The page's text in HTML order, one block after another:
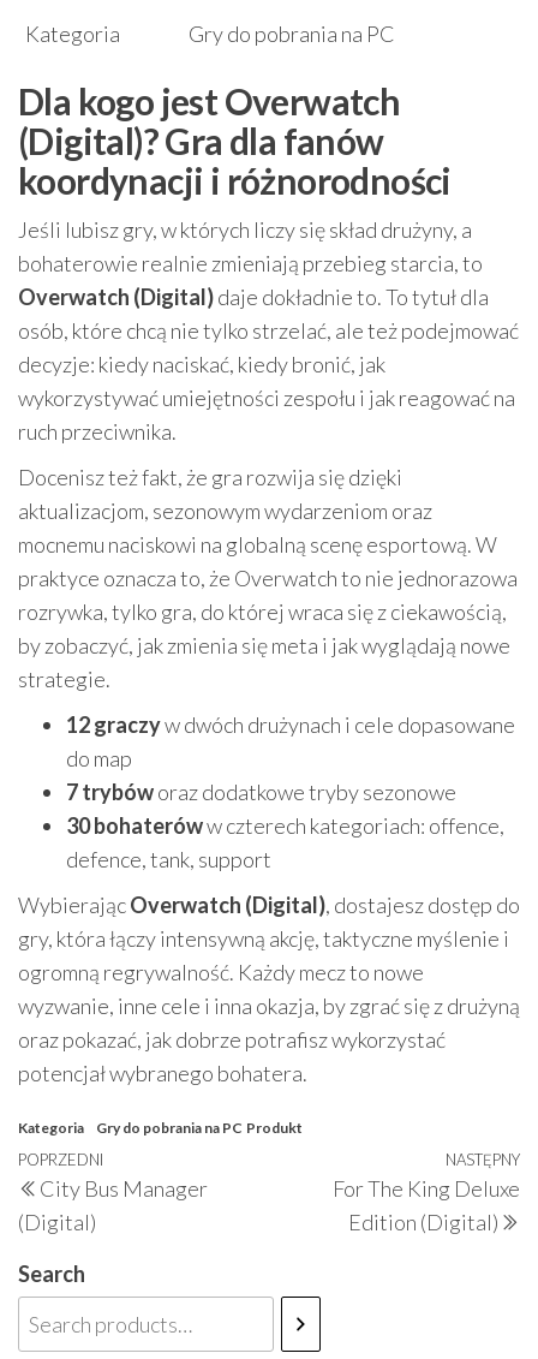
Kategoria
Gry do pobrania na PC
Dla kogo jest Overwatch
(Digital)? Gra dla fanów
koordynacji i różnorodności
Jeśli lubisz gry, w których liczy się skład drużyny, a
bohaterowie realnie zmieniają przebieg starcia, to
Overwatch (Digital)daje dokładnie to. To tytuł dla
osób, które chcą nie tylko strzelać, ale też podejmować
decyzje: kiedy naciskać, kiedy bronić, jak
wykorzystywać umiejętności zespołu i jak reagować na
ruch przeciwnika.
Docenisz też fakt, że gra rozwija się dzięki
aktualizacjom, sezonowym wydarzeniom oraz
mocnemu naciskowi na globalną scenę esportową. W
praktyce oznacza to, że Overwatch to nie jednorazowa
rozrywka, tylko gra, do której wraca się z ciekawością,
by zobaczyć, jak zmienia się meta i jak wyglądają nowe
strategie.
12 graczyw dwóch drużynach i cele dopasowane
do map
7 trybóworaz dodatkowe tryby sezonowe
30 bohateróww czterech kategoriach: offence,
defence, tank, support
WybierającOverwatch (Digital), dostajesz dostęp do
gry, która łączy intensywną akcję, taktyczne myślenie i
ogromną regrywalność. Każdy mecz to nowe
wyzwanie, inne cele i inna okazja, by zgrać się z drużyną
oraz pokazać, jak dobrze potrafisz wykorzystać
potencjał wybranego bohatera.
Kategoria Gry do pobrania na PC Produkt
Nawigacja
wpisu
Poprzedni
wpis
POPRZEDNI
City Bus Manager
(Digital)
NASTĘPNY
For The King Deluxe
Edition (Digital)
Search